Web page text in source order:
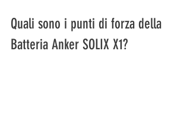
Quali sono i punti di forza della
Batteria Anker SOLIX X1?